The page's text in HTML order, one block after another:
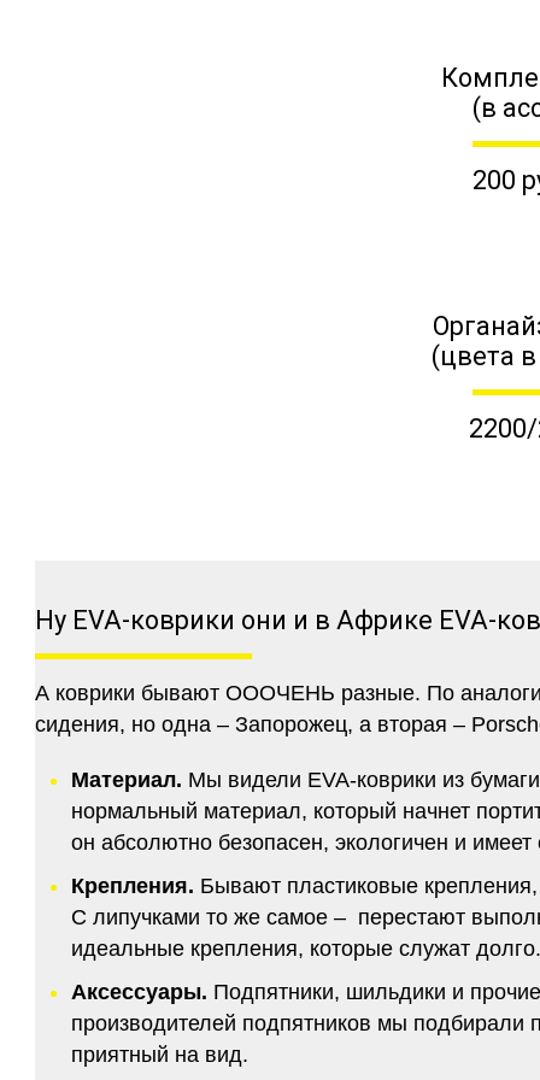
(в
200
(цвета
Ну EVA-коврики они и в Африке EVA-
А коврики бывают ОООЧЕНЬ разные. По
сидения, но одна – Запорожец, а вторая –
Материал. Мы видели EVA-коврики из
нормальный материал, который начнет
он абсолютно безопасен, экологичен и
Крепления. Бывают пластиковые
С липучками то же самое – перестают
идеальные крепления, которые служат
Аксессуары. Подпятники, шильдики и
производителей подпятников мы подбирали
приятный на вид.